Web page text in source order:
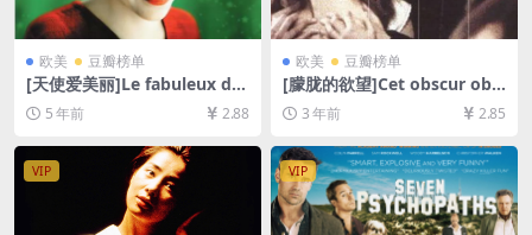
欧美 豆瓣榜单
[天使爱美丽]Le fabuleux des
tin d’Amélie Poulain (2001)
[百度网盘+迅雷云盘资源1080
P超清未删减][MP4/8.0GB][中
法字幕]
5 年前 2.88
欧美 豆瓣榜单
[朦胧的欲望]Cet obscur obje
t du désir (1977)[百度网盘
+夸克网盘1080P超清未删减
资源][网盘在线播放/下载][MP
4/6.3GB][中文字幕]
3 年前 2.85
VIP VIP